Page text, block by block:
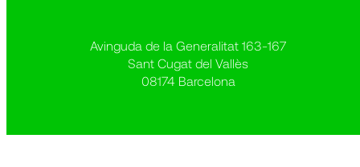
Avinguda de la Generalitat 163-167
Sant Cugat del Vallès
08174 Barcelona